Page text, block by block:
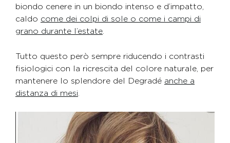
biondo cenere in un biondo intenso e d’impatto,
caldo come dei colpi di sole o come i campi di
grano durante l’estate
Tutto questo però sempre riducendo i contrasti
fisiologici con la ricrescita del colore naturale, per
mantenere lo splendore del Degradé anche a
distanza di mesi